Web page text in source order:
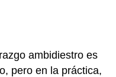
ambidiestro es
pero en la práctica,